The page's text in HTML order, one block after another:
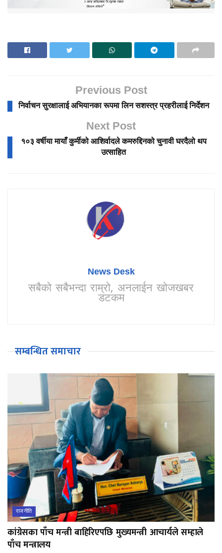
Previous Post
निर्वाचन सुरक्षालाई अभियानका रूपमा लिन सशस्त्र प्रहरीलाई निर्देशन
Next Post
१०३ वर्षीया मायाँ कुर्मीको आशिर्वादले कमरुद्दिनको चुनावी घरदैलो थप
उत्साहित
News Desk
सबैको सबैभन्दा राम्रो, अनलाईन खोजखबर
डटकम
सम्बन्धित समाचार
राजनीति
कांग्रेसका पाँच मन्त्री बाहिरिएपछि मुख्यमन्त्री आचार्यले सम्हाले
पाँच मन्त्रालय